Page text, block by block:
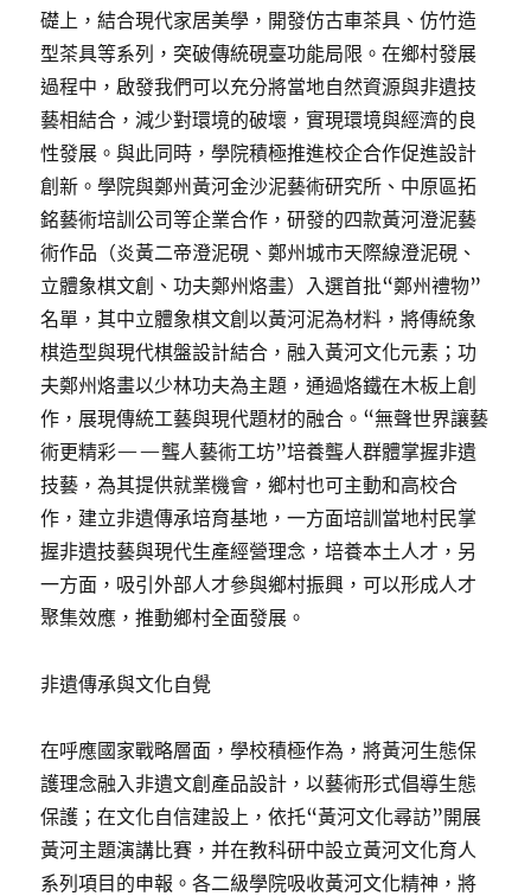
礎上，結合現代家居美學，開發仿古車茶具、仿竹造
型茶具等系列，突破傳統硯臺功能局限。在鄉村發展
過程中，啟發我們可以充分將當地自然資源與非遺技
藝相結合，減少對環境的破壞，實現環境與經濟的良
性發展。與此同時，學院積極推進校企合作促進設計
創新。學院與鄭州黃河金沙泥藝術研究所、中原區拓
銘藝術培訓公司等企業合作，研發的四款黃河澄泥藝
術作品（炎黃二帝澄泥硯、鄭州城市天際線澄泥硯、
立體象棋文創、功夫鄭州烙畫）入選首批“鄭州禮物”
名單，其中立體象棋文創以黃河泥為材料，將傳統象
棋造型與現代棋盤設計結合，融入黃河文化元素；功
夫鄭州烙畫以少林功夫為主題，通過烙鐵在木板上創
作，展現傳統工藝與現代題材的融合。“無聲世界讓藝
術更精彩——聾人藝術工坊”培養聾人群體掌握非遺
技藝，為其提供就業機會，鄉村也可主動和高校合
作，建立非遺傳承培育基地，一方面培訓當地村民掌
握非遺技藝與現代生產經營理念，培養本土人才，另
一方面，吸引外部人才參與鄉村振興，可以形成人才
聚集效應，推動鄉村全面發展。
非遺傳承與文化自覺
在呼應國家戰略層面，學校積極作為，將黃河生態保
護理念融入非遺文創產品設計，以藝術形式倡導生態
保護；在文化自信建設上，依托“黃河文化尋訪”開展
黃河主題演講比賽，并在教科研中設立黃河文化育人
系列項目的申報。各二級學院吸收黃河文化精神，將